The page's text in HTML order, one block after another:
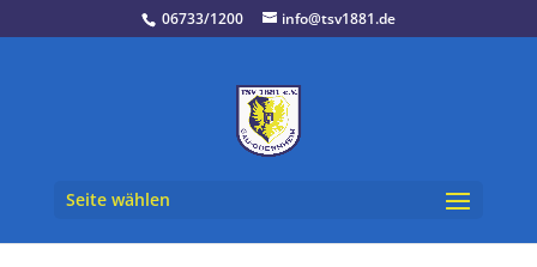
06733/1200 info@tsv1881.de
Seite wählen